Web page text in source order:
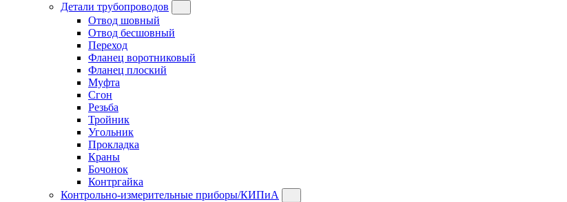
Детали трубопроводов
Отвод шовный
Отвод бесшовный
Переход
Фланец воротниковый
Фланец плоский
Муфта
Сгон
Резьба
Тройник
Угольник
Прокладка
Краны
Бочонок
Контргайка
Контрольно-измерительные приборы/КИПиА